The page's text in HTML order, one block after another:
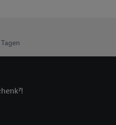
auszuspielen.
Technologie in
Sie verfügbar ist.
Kennung
zu erfassen.
Dritten betrieben
speziell zur